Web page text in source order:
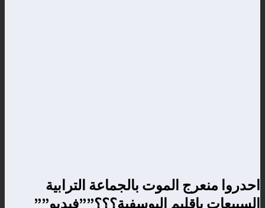
احدروا منعرج الموت بالجماعة الترابية
السبيعات بإقليم اليوسفية؟؟؟””فيديو””